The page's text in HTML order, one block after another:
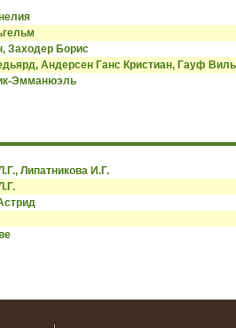
Заходер Борис
Андерсен Ганс Кристиан, Гауф
Эмманюэль
Липатникова И.Г.